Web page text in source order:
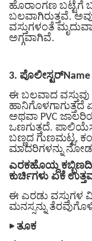
ಹೊರಾಂಗಣ ಬಟ್ಟೆಗೆ
ಬಲವಾಗಿರುತ್ತವೆ.
ವಸ್ತುಗಳಂತೆ
ಅಗ್ಗವಾಗಿವೆ.
3. ಪೊಲೀಸ್ಟರ್Name
ಈ ಬಲವಾದ ವಸ್ತುವು
ಹಾನಿಗೊಳಗಾಗುತ್ತದೆ
ಅಥವಾ PVC
ಒಣಗುತ್ತದೆ.
ಬಣ್ಣದ ಗುಣಮಟ್ಟ,
ಮಾದರಿಗಳನ್ನು
ಎರಕಹೊಯ್ದ
ಕುರ್ಚಿಗಳು ಏಕೆ
ಈ ಎರಡು ವಸ್ತುಗಳ
ಮನಸ್ಸನ್ನು
▶ ತೂಕ